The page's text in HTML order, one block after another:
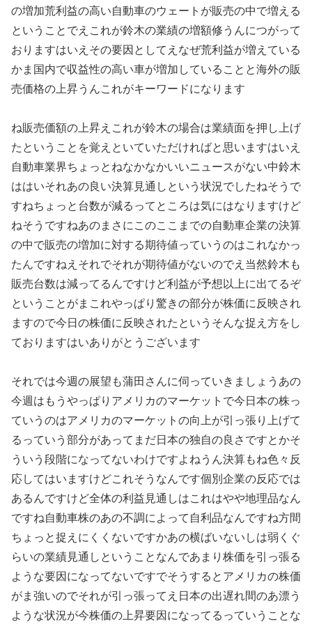
の増加荒利益の高い自動車のウェートが販売の中で増える
ということでえこれが鈴木の業績の増額修うんにつがって
おりますはいえその要因としてえなぜ荒利益が増えている
かま国内で収益性の高い車が増加していることと海外の販
売価格の上昇うんこれがキーワードになります
ね販売価額の上昇えこれが鈴木の場合は業績面を押し上げ
たということを覚えといていただければと思いますはいえ
自動車業界ちょっとねなかなかいいニュースがない中鈴木
ははいそれあの良い決算見通しという状況でしたねそうで
すねちょっと台数が減るってところは気にはなりますけど
ねそうですねあのまさにこのここまでの自動車企業の決算
の中で販売の増加に対する期待値っていうのはこれなかっ
たんですねえそれでそれが期待値がないのでえ当然鈴木も
販売台数は減ってるんですけど利益が予想以上に出てるぞ
ということがまこれやっぱり驚きの部分が株価に反映され
ますので今日の株価に反映されたというそんな捉え方をし
ておりますはいありがとうございます
それでは今週の展望も蒲田さんに伺っていきましょうあの
今週はもうやっぱりアメリカのマーケットで今日本の株っ
ていうのはアメリカのマーケットの向上が引っ張り上げて
るっていう部分があってまだ日本の独自の良さですとかそ
ういう段階になってないわけですよねうん決算もね色々反
応してはいますけどこれそうなんです個別企業の反応では
あるんですけど全体の利益見通しはこれはやや地理品なん
ですね自動車株のあの不調によって自利品なんですね方間
ちょっと捉えにくくないですかあの横ばいないしは弱くぐ
らいの業績見通しということなんであまり株価を引っ張る
ような要因になってないですでそうするとアメリカの株価
がま強いのでそれが引っ張ってえ日本の出遅れ間のあ漂う
ような状況が今株価の上昇要因になってるっていうことな